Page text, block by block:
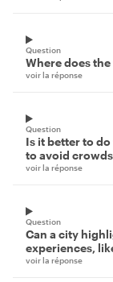
Question
Where does
voir la réponse
Question
Is it better to
to avoid
voir la réponse
Question
Can a city
experiences,
voir la réponse